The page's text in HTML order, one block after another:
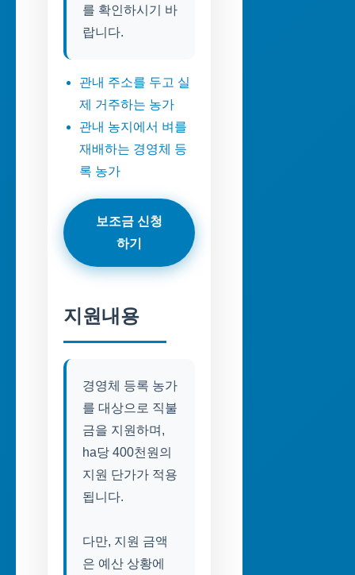
를 확인하시기 바
랍니다.
관내 주소를 두고 실
제 거주하는 농가
관내 농지에서 벼를
재배하는 경영체 등
록 농가
보조금 신청
하기
지원내용
경영체 등록 농가
를 대상으로 직불
금을 지원하며,
ha당 400천원의
지원 단가가 적용
됩니다.
다만, 지원 금액
은 예산 상황에